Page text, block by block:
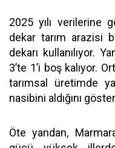
2025 yılı verilerine
dekar tarım arazisi
dekarı kullanılıyor.
3’te 1’i boş kalıyor.
tarımsal üretimde
nasibini aldığını
Öte yandan,